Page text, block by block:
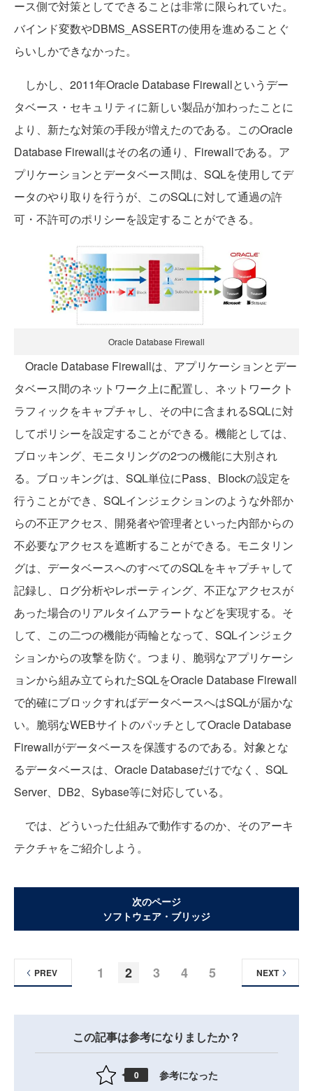
ース側で対策としてできることは非常に限られていた。
バインド変数やDBMS_ASSERTの使用を進めることぐ
らいしかできなかった。
しかし、2011年Oracle Database Firewallというデー
タベース・セキュリティに新しい製品が加わったことに
より、新たな対策の手段が増えたのである。このOracle
Database Firewallはその名の通り、Firewallである。ア
プリケーションとデータベース間は、SQLを使用してデ
ータのやり取りを行うが、このSQLに対して通過の許
可・不許可のポリシーを設定することができる。
Oracle Database Firewall
Oracle Database Firewallは、アプリケーションとデー
タベース間のネットワーク上に配置し、ネットワークト
ラフィックをキャプチャし、その中に含まれるSQLに対
してポリシーを設定することができる。機能としては、
ブロッキング、モニタリングの2つの機能に大別され
る。ブロッキングは、SQL単位にPass、Blockの設定を
行うことができ、SQLインジェクションのような外部か
らの不正アクセス、開発者や管理者といった内部からの
不必要なアクセスを遮断することができる。モニタリン
グは、データベースへのすべてのSQLをキャプチャして
記録し、ログ分析やレポーティング、不正なアクセスが
あった場合のリアルタイムアラートなどを実現する。そ
して、この二つの機能が両輪となって、SQLインジェク
ションからの攻撃を防ぐ。つまり、脆弱なアプリケーシ
ョンから組み立てられたSQLをOracle Database Firewall
で的確にブロックすればデータベースへはSQLが届かな
い。脆弱なWEBサイトのパッチとしてOracle Database
Firewallがデータベースを保護するのである。対象とな
るデータベースは、Oracle Databaseだけでなく、SQL
Server、DB2、Sybase等に対応している。
では、どういった仕組みで動作するのか、そのアーキ
テクチャをご紹介しよう。
次のページ
ソフトウェア・ブリッジ
1 2 3 4 5
PREV NEXT
この記事は参考になりましたか？
0 参考になった